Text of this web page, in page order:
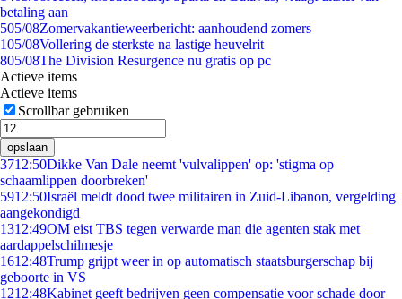
betaling aan
505/08Zomervakantieweerbericht: aanhoudend zomers
105/08Vollering de sterkste na lastige heuvelrit
805/08The Division Resurgence nu gratis op pc
Actieve items
Actieve items
Scrollbar gebruiken
opslaan
3712:50Dikke Van Dale neemt 'vulvalippen' op: 'stigma op
schaamlippen doorbreken'
5912:50Israël meldt dood twee militairen in Zuid-Libanon, vergelding
aangekondigd
1312:49OM eist TBS tegen verwarde man die agenten stak met
aardappelschilmesje
1612:48Trump grijpt weer in op automatisch staatsburgerschap bij
geboorte in VS
1212:48Kabinet geeft bedrijven geen compensatie voor schade door